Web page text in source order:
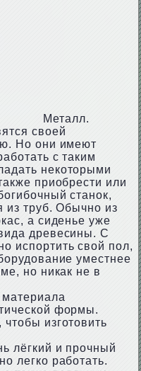
Металл.
своей
Но они имеют
с таким
некоторыми
приобрести или
станок,
из труб. Обычно из
а сиденье уже
древесины. С
испортить свой пол,
уместнее
но никак не в
формы.
изготовить
лёгкий и прочный
легко работать.